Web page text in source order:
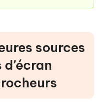
sources
d'écran